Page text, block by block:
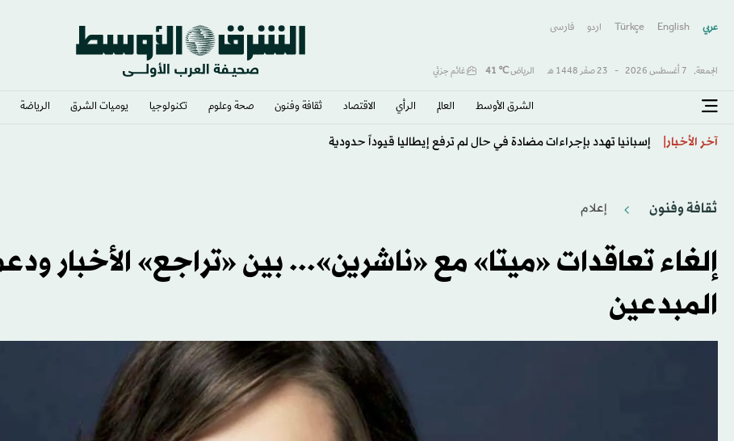
عربي English
Türkçe اردو فارسى
الجمعة, 7 أغسطس 2026 - 23 صفَر 1448 هـ الرياض℃
41 غائم جزئي
الشرق الأوسط​ العالم الرأي الاقتصاد ثقافة وفنون صحة وعلوم تكنولوجيا يوميات الشرق​ الرياضة
آخر الأخبار ضم ضابط شرطة سابق إلى قائمة عربية يحدث خضة في المعركة الانتخابية الإسرائيلية
ثقافة وفنون إعلام
إلغاء تعاقدات «ميتا» مع «ناشرين»... بين «تراجع» الأخبار
المبدعين